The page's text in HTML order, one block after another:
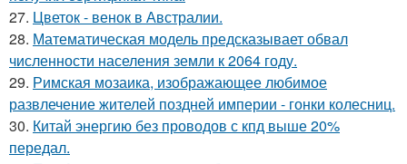
27. Цветок - венок в Австралии.
28. Математическая модель предсказывает обвал
численности населения земли к 2064 году.
29. Римская мозаика, изображающее любимое
развлечение жителей поздней империи - гонки колесниц.
30. Китай энергию без проводов с кпд выше 20%
передал.